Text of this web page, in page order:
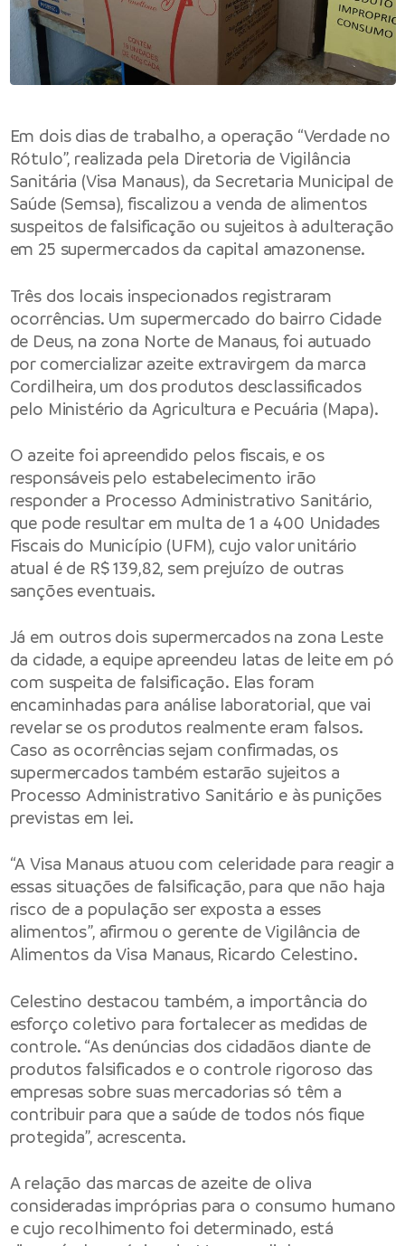
Em dois dias de trabalho, a operação “Verdade no
Rótulo”, realizada pela Diretoria de Vigilância
Sanitária (Visa Manaus), da Secretaria Municipal de
Saúde (Semsa), fiscalizou a venda de alimentos
suspeitos de falsificação ou sujeitos à adulteração
em 25 supermercados da capital amazonense.
Três dos locais inspecionados registraram
ocorrências. Um supermercado do bairro Cidade
de Deus, na zona Norte de Manaus, foi autuado
por comercializar azeite extravirgem da marca
Cordilheira, um dos produtos desclassificados
pelo Ministério da Agricultura e Pecuária (Mapa).
O azeite foi apreendido pelos fiscais, e os
responsáveis pelo estabelecimento irão
responder a Processo Administrativo Sanitário,
que pode resultar em multa de 1 a 400 Unidades
Fiscais do Município (UFM), cujo valor unitário
atual é de R$ 139,82, sem prejuízo de outras
sanções eventuais.
Já em outros dois supermercados na zona Leste
da cidade, a equipe apreendeu latas de leite em pó
com suspeita de falsificação. Elas foram
encaminhadas para análise laboratorial, que vai
revelar se os produtos realmente eram falsos.
Caso as ocorrências sejam confirmadas, os
supermercados também estarão sujeitos a
Processo Administrativo Sanitário e às punições
previstas em lei.
“A Visa Manaus atuou com celeridade para reagir a
essas situações de falsificação, para que não haja
risco de a população ser exposta a esses
alimentos”, afirmou o gerente de Vigilância de
Alimentos da Visa Manaus, Ricardo Celestino.
Celestino destacou também, a importância do
esforço coletivo para fortalecer as medidas de
controle. “As denúncias dos cidadãos diante de
produtos falsificados e o controle rigoroso das
empresas sobre suas mercadorias só têm a
contribuir para que a saúde de todos nós fique
protegida”, acrescenta.
A relação das marcas de azeite de oliva
consideradas impróprias para o consumo humano
e cujo recolhimento foi determinado, está